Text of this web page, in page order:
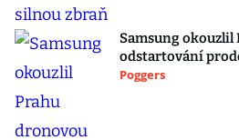
Samsung okouzlil
odstartování
Poggers